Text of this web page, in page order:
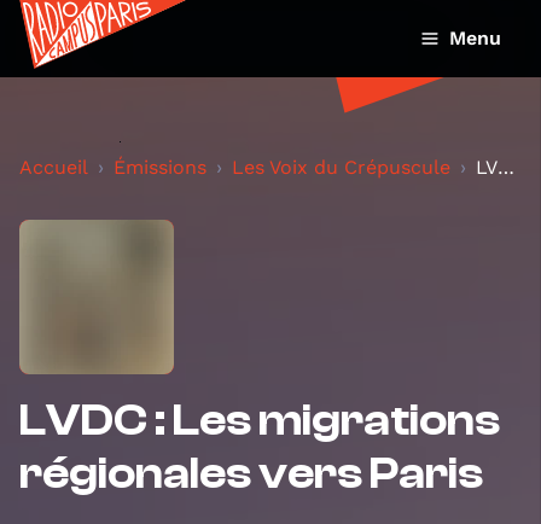
Menu
Accueil Émissions Les Voix du Crépuscule LVDC : Les migrations régionales vers Paris
LVDC : Les migrations
régionales vers Paris